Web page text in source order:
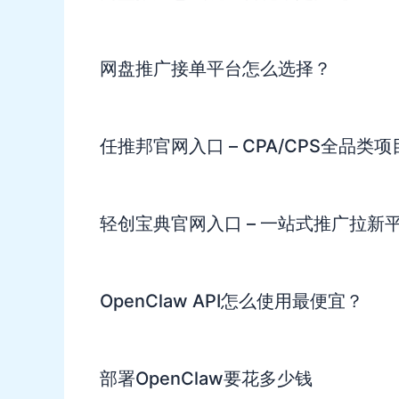
网盘推广接单平台怎么选择？
任推邦官网入口 – CPA/CPS全品类项
轻创宝典官网入口 – 一站式推广拉新
OpenClaw API怎么使用最便宜？
部署OpenClaw要花多少钱